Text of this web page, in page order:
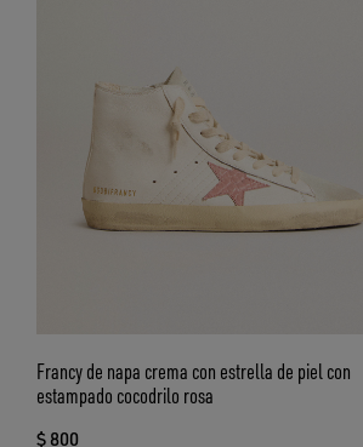
Francy de napa crema con estrella de piel con
estampado cocodrilo rosa
$ 800